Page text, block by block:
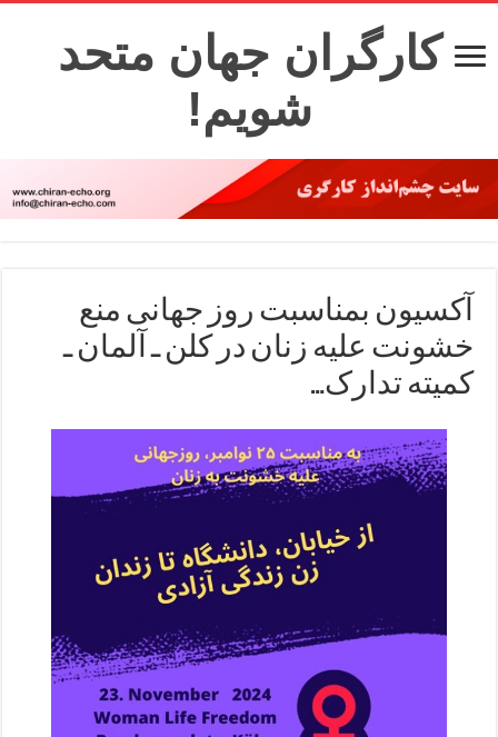
کارگران جهان متحد
شویم!
آکسیون بمناسبت روز جهانی منع
خشونت علیه زنان در کلن ـ آلمان ـ
کمیته تدارک…